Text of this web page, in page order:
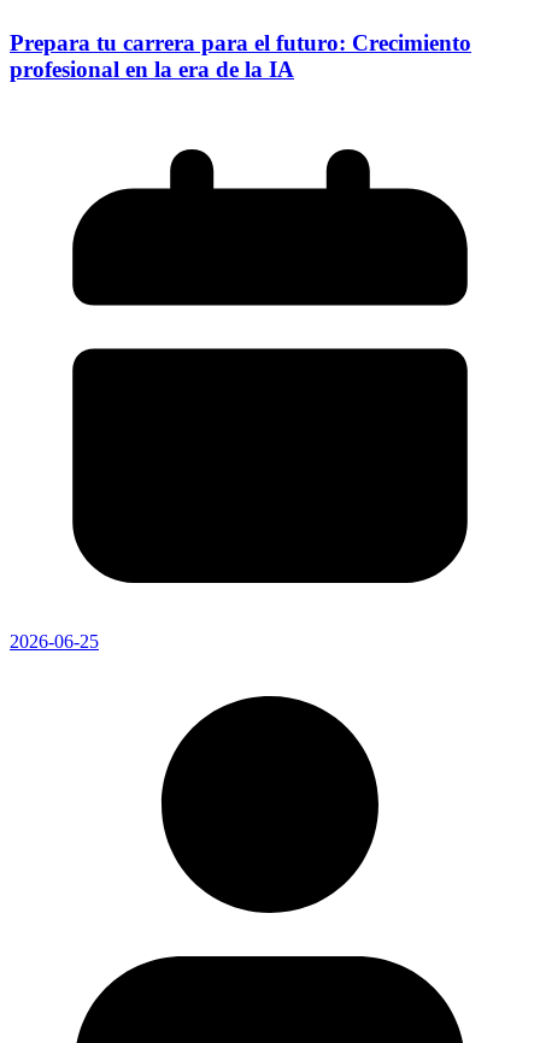
Prepara tu carrera para el futuro: Crecimiento
profesional en la era de la IA
2026-06-25